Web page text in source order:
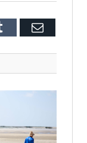
Tumblr Email